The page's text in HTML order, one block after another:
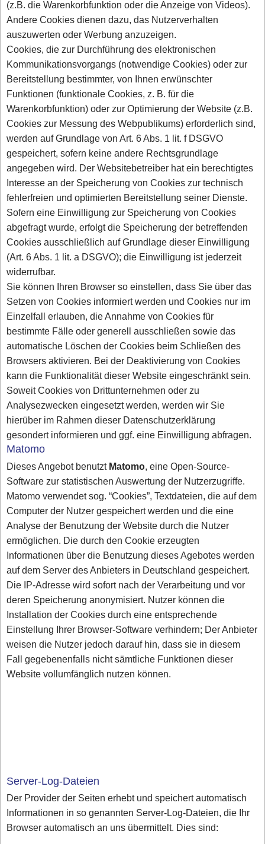
(z.B. die Warenkorbfunktion oder die Anzeige von Videos).
Andere Cookies dienen dazu, das Nutzerverhalten
auszuwerten oder Werbung anzuzeigen.
Cookies, die zur Durchführung des elektronischen
Kommunikationsvorgangs (notwendige Cookies) oder zur
Bereitstellung bestimmter, von Ihnen erwünschter
Funktionen (funktionale Cookies, z. B. für die
Warenkorbfunktion) oder zur Optimierung der Website (z.B.
Cookies zur Messung des Webpublikums) erforderlich sind,
werden auf Grundlage von Art. 6 Abs. 1 lit. f DSGVO
gespeichert, sofern keine andere Rechtsgrundlage
angegeben wird. Der Websitebetreiber hat ein berechtigtes
Interesse an der Speicherung von Cookies zur technisch
fehlerfreien und optimierten Bereitstellung seiner Dienste.
Sofern eine Einwilligung zur Speicherung von Cookies
abgefragt wurde, erfolgt die Speicherung der betreffenden
Cookies ausschließlich auf Grundlage dieser Einwilligung
(Art. 6 Abs. 1 lit. a DSGVO); die Einwilligung ist jederzeit
widerrufbar.
Sie können Ihren Browser so einstellen, dass Sie über das
Setzen von Cookies informiert werden und Cookies nur im
Einzelfall erlauben, die Annahme von Cookies für
bestimmte Fälle oder generell ausschließen sowie das
automatische Löschen der Cookies beim Schließen des
Browsers aktivieren. Bei der Deaktivierung von Cookies
kann die Funktionalität dieser Website eingeschränkt sein.
Soweit Cookies von Drittunternehmen oder zu
Analysezwecken eingesetzt werden, werden wir Sie
hierüber im Rahmen dieser Datenschutzerklärung
gesondert informieren und ggf. eine Einwilligung abfragen.
Matomo
Dieses Angebot benutztMatomo, eine Open-Source-
Software zur statistischen Auswertung der Nutzerzugriffe.
Matomo verwendet sog. “Cookies”, Textdateien, die auf dem
Computer der Nutzer gespeichert werden und die eine
Analyse der Benutzung der Website durch die Nutzer
ermöglichen. Die durch den Cookie erzeugten
Informationen über die Benutzung dieses Agebotes werden
auf dem Server des Anbieters in Deutschland gespeichert.
Die IP-Adresse wird sofort nach der Verarbeitung und vor
deren Speicherung anonymisiert. Nutzer können die
Installation der Cookies durch eine entsprechende
Einstellung Ihrer Browser-Software verhindern; Der Anbieter
weisen die Nutzer jedoch darauf hin, dass sie in diesem
Fall gegebenenfalls nicht sämtliche Funktionen dieser
Website vollumfänglich nutzen können.
Server-Log-Dateien
Der Provider der Seiten erhebt und speichert automatisch
Informationen in so genannten Server-Log-Dateien, die Ihr
Browser automatisch an uns übermittelt. Dies sind: